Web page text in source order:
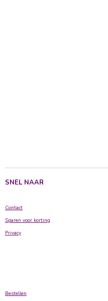
SNEL NAAR
Contact
Sparen voor korting
Privacy
Bestellen